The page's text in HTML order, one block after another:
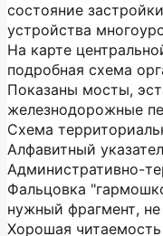
состояние
устройства
На карте
подробная схема
Показаны мосты,
железнодорожные
Схема
Алфавитный
Административно-
Фальцовка
нужный фрагмент,
Хорошая